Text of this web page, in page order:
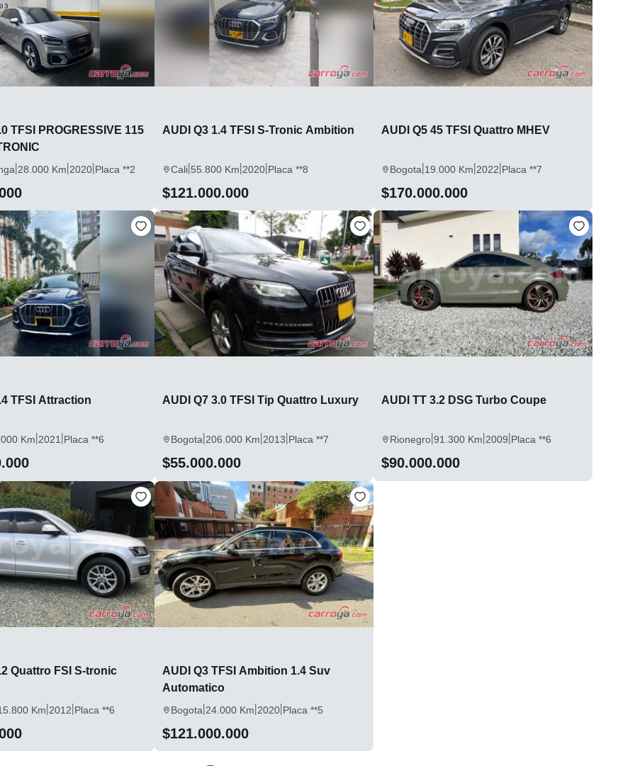
TFSI PROGRESSIVE 115
|28.000 Km|2020|Placa **2
AUDI Q3 1.4 TFSI S-Tronic Ambition
Cali|55.800 Km|2020|Placa **8
$121.000.000
AUDI Q5 45 TFSI Quattro MHEV
Bogota|19.000 Km|2022|Placa **7
$170.000.000
TFSI Attraction
Km|2021|Placa **6
AUDI Q7 3.0 TFSI Tip Quattro Luxury
Bogota|206.000 Km|2013|Placa **7
$55.000.000
AUDI TT 3.2 DSG Turbo Coupe
Rionegro|91.300 Km|2009|Placa **6
$90.000.000
Quattro FSI S-tronic
Km|2012|Placa **6
AUDI Q3 TFSI Ambition 1.4 Suv
Automatico
Bogota|24.000 Km|2020|Placa **5
$121.000.000